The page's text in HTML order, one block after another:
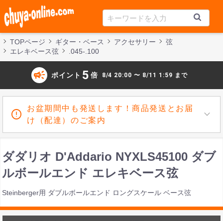
TOPページ ギター・ベース アクセサリー
弦
エレキベース弦
.045-.100
campaign ポイント 5 倍 8/4 20:00 〜 8/11 1:59 まで
お盆期間中も発送します！商品発送とお届
け（配達）のご案内
ダダリオ D'Addario NYXLS45100 ダブ
ルボールエンド エレキベース弦
Steinberger用 ダブルボールエンド ロングスケール ベース弦